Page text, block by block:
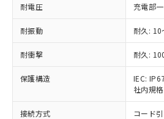
耐電圧 充電部
耐振動 耐久: 10
耐衝撃 耐久:
保護構造
IEC:
社内規
接続方式 コード
タに基づき作成され
覧された時点での実
準価格とは異なる場
了承ください。
正式な納期状況およ
様のお取引先、また
ムロン制御機器販売店
ご相談ください。
オムロン制御機器販
鉛(Pb) 1000ppm以下、 水銀(Hg)
ミウム(Cd) 100ppm以下、
六価クロム(Cr(Ⅵ)) 1000ppm以下
類(PBB) 1000ppm以下、ポリ臭化
(PBDE) 1000ppm以下、フタル酸
ル) (DEHP)(別名：DOP) 1000ppm
ルベンジル（BBP） 1000ppm以下
（DBP） 1000ppm以下、フタル酸
(DIBP) 1000ppm以下
但し、RoHS指令で産業用監視およ
フタル酸エステル類の４物質につい
*中国RoHS10物質の基準値 (GB/
Pb(鉛) :1000ppm、 Hg(水銀) :
ニル類) : 1000ppm、 PBDEs(ポリ臭
DBP(フタル酸ジブチル) : 1000ppm
イソブチル) : 1000ppm、 BBP(フタ
ル) : 1000ppm、
DEHP(フタル酸ビス(2-エチルヘキ
または国外への提供
国政府の輸出許可(ま
可)を取得するなどの
当社は規制貨物を破
全に破砕するなど、
いよう必要な手段を講
当社は貴社製品を、核
ル、化学兵器、生物
一定数以上の在庫
一定数には満たな
在庫なし(最新の